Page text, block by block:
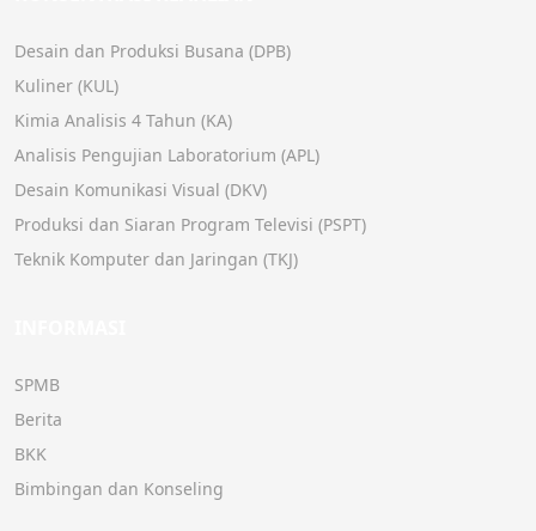
Desain dan Produksi Busana (DPB)
Kuliner (KUL)
Kimia Analisis 4 Tahun (KA)
Analisis Pengujian Laboratorium (APL)
Desain Komunikasi Visual (DKV)
Produksi dan Siaran Program Televisi (PSPT)
Teknik Komputer dan Jaringan (TKJ)
SPMB
Berita
BKK
Bimbingan dan Konseling